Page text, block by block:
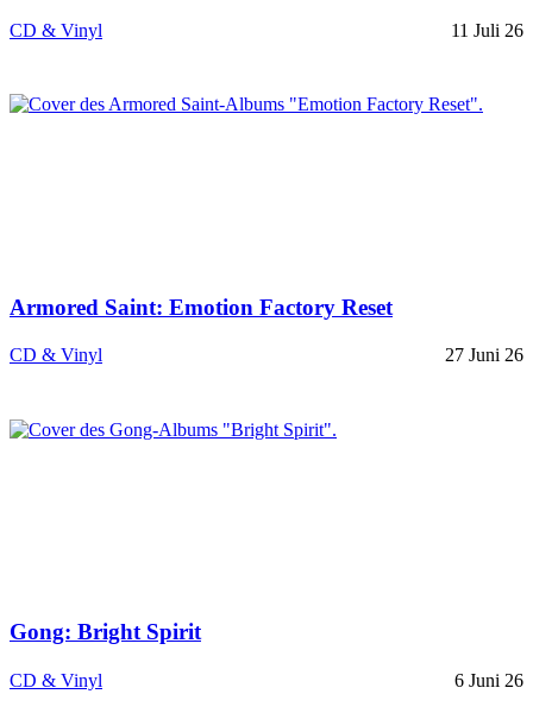
CD & Vinyl 11 Juli 26
Armored Saint: Emotion Factory Reset
CD & Vinyl 27 Juni 26
Gong: Bright Spirit
CD & Vinyl 6 Juni 26